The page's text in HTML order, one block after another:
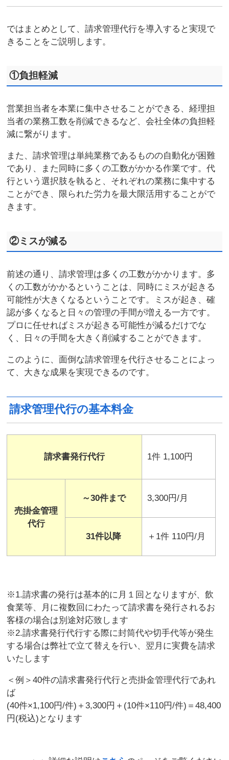
ではまとめとして、請求管理代行を導入すると実現で
きることをご説明します。
①負担軽減
営業担当者を本業に集中させることができる、経理担
当者の業務工数を削減できるなど、会社全体の負担軽
減に繋がります。
また、請求管理は単純業務であるものの自動化が困難
であり、また同時に多くの工数がかかる作業です。代
行という選択肢を執ると、それぞれの業務に集中する
ことができ、限られた労力を最大限活用することがで
きます。
②ミスが減る
前述の通り、請求管理は多くの工数がかかります。多
くの工数がかかるということは、同時にミスが起きる
可能性が大きくなるということです。ミスが起き、確
認が多くなると日々の管理の手間が増える一方です。
プロに任せればミスが起きる可能性が減るだけでな
く、日々の手間を大きく削減することができます。
このように、面倒な請求管理を代行させることによっ
て、大きな成果を実現できるのです。
請求管理代行の基本料金
請求書発行代行 1件 1,100円
売掛金管理
代行
～30件まで 3,300円/月
31件以降 ＋1件 110円/月
※1.請求書の発行は基本的に月１回となりますが、飲
食業等、月に複数回にわたって請求書を発行されるお
客様の場合は別途対応致します
※2.請求書発行代行する際に封筒代や切手代等が発生
する場合は弊社で立て替えを行い、翌月に実費を請求
いたします
＜例＞40件の請求書発行代行と売掛金管理代行であれ
ば
(40件×1,100円/件)＋3,300円＋(10件×110円/件)＝48,400
円(税込)となります